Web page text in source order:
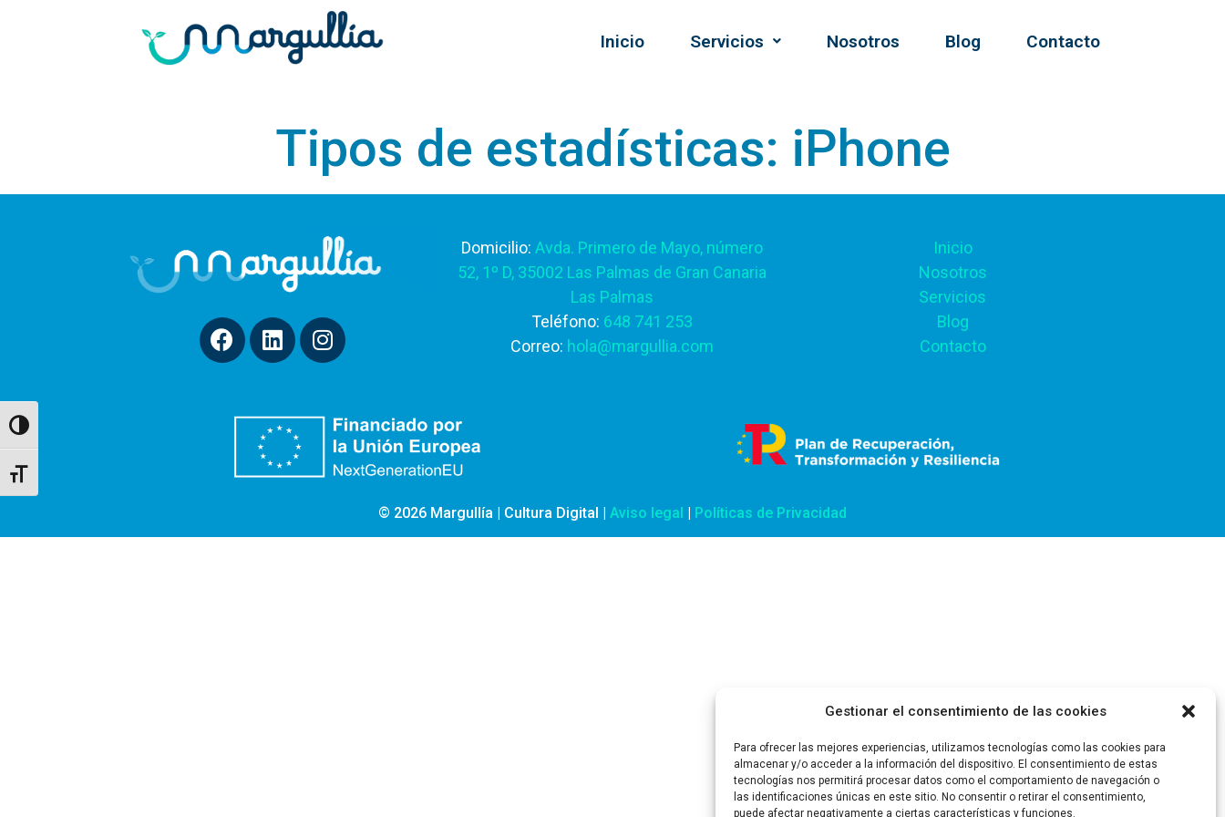
Gestionar el consentimiento de las cookies
Para ofrecer las mejores experiencias, utilizamos tecnologías como las cookies para
almacenar y/o acceder a la información del dispositivo. El consentimiento de estas
tecnologías nos permitirá procesar datos como el comportamiento de navegación o
las identificaciones únicas en este sitio. No consentir o retirar el consentimiento,
puede afectar negativamente a ciertas características y funciones.
Alternar alto contraste
Alternar tamaño de letra
Inicio Servicios Nosotros Blog Contacto
Tipos de estadísticas: iPhone
Domicilio:Avda. Primero de Mayo, número
52, 1º D, 35002 Las Palmas de Gran Canaria
Las Palmas
Teléfono: 648 741 253
Correo: hola@margullia.com
Inicio
Nosotros
Servicios
Blog
Contacto
© 2026 Margullía | Cultura Digital | Aviso legal Políticas de Privacidad